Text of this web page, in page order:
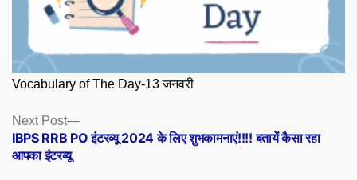
Vocabulary of The Day-13 जनवरी
Posts
navigation
Next Post
Next
post:
IBPS RRB PO इंटरव्यू 2024 के लिए शुभकामनाएं!!!! बतायें कैसा रहा
आपका इंटरव्यू